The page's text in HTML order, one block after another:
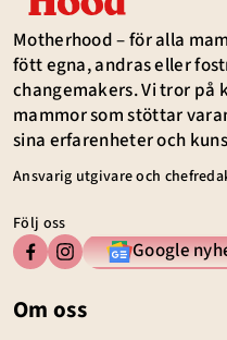
Motherhood – för alla
fött egna, andras eller
changemakers. Vi tror på
mammor som stöttar
sina erfarenheter och
Ansvarig utgivare och
Följ oss
Google
Om oss